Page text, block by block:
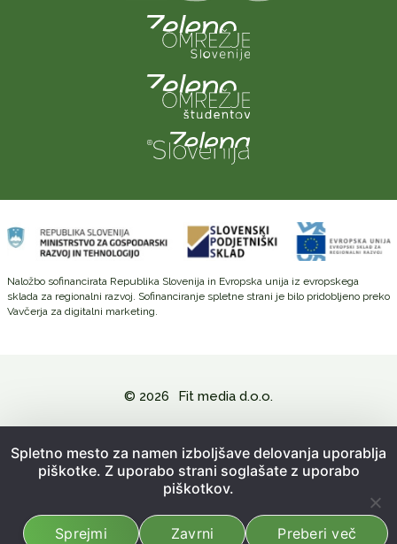
Naložbo sofinancirata Republika Slovenija in Evropska unija iz evropskega
sklada za regionalni razvoj. Sofinanciranje spletne strani je bilo pridobljeno preko
Vavčerja za digitalni marketing.
© 2026 Fit media d.o.o.
Splošni pogoji poslovanja
Izdelava spletne strani: Emigma
Spletno mesto za namen izboljšave delovanja uporablja
piškotke. Z uporabo strani soglašate z uporabo
piškotkov.
Sprejmi Zavrni Preberi več